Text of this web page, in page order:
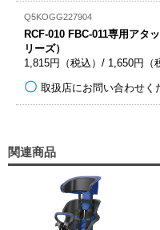
Q5KOGG227904
RCF-010 FBC-011専用アタ
リーズ）
1,815円（税込）/ 1,650円（
取扱店にお問い合わせく
関連商品